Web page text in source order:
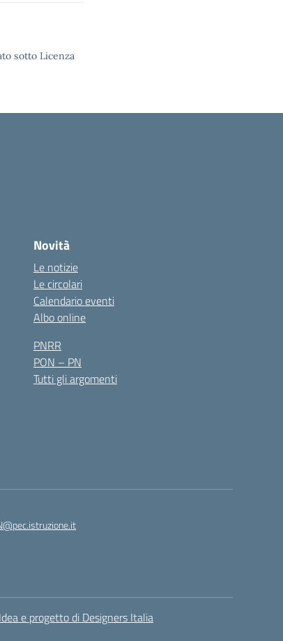
sotto Licenza
Novità
Le notizie
Le circolari
Calendario eventi
Albo online
PNRR
PON – PN
Tutti gli argomenti
Idea e progetto di Designers Italia